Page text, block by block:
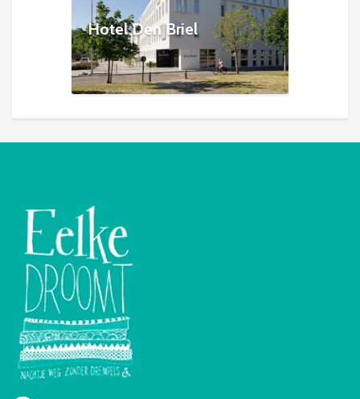
Hotel Den Briel